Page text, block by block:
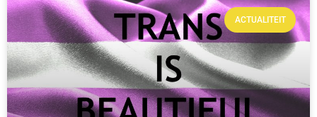
ACTUALITEIT